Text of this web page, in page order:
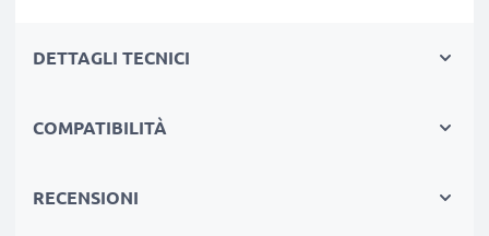
Grandi prestazioni: batteria 0486515 660190 S30122-
Le nostre batterie sostitutive forniscono
DETTAGLI TECNICI
COMPATIBILITÀ
RECENSIONI